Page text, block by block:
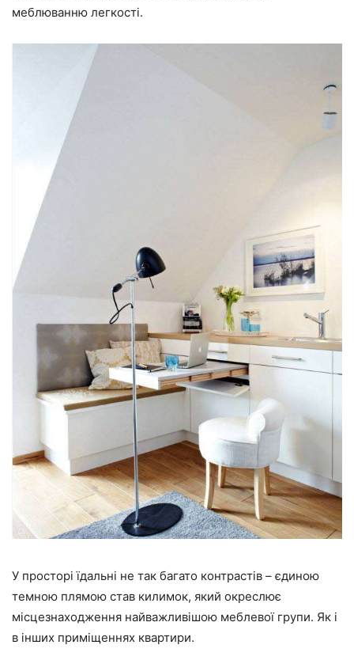
меблюванню легкості.
У просторі їдальні не так багато контрастів – єдиною
темною плямою став килимок, який окреслює
місцезнаходження найважливішою меблевої групи. Як і
в інших приміщеннях квартири.